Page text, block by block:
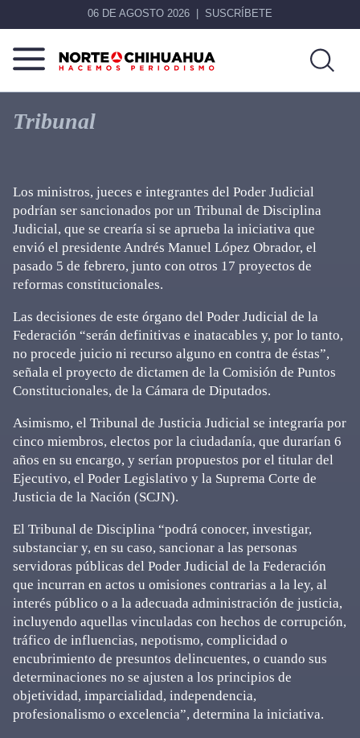
06 DE AGOSTO 2026 SUSCRÍBETE
Norte
Chihuahua
Más
que
noticias,
Tribunal
Los ministros, jueces e integrantes del Poder Judicial
podrían ser sancionados por un Tribunal de Disciplina
Judicial, que se crearía si se aprueba la iniciativa que
envió el presidente Andrés Manuel López Obrador, el
pasado 5 de febrero, junto con otros 17 proyectos de
reformas constitucionales.
Las decisiones de este órgano del Poder Judicial de la
Federación “serán definitivas e inatacables y, por lo tanto,
no procede juicio ni recurso alguno en contra de éstas”,
señala el proyecto de dictamen de la Comisión de Puntos
Constitucionales, de la Cámara de Diputados.
Asimismo, el Tribunal de Justicia Judicial se integraría por
cinco miembros, electos por la ciudadanía, que durarían 6
años en su encargo, y serían propuestos por el titular del
Ejecutivo, el Poder Legislativo y la Suprema Corte de
Justicia de la Nación (SCJN).
El Tribunal de Disciplina “podrá conocer, investigar,
substanciar y, en su caso, sancionar a las personas
servidoras públicas del Poder Judicial de la Federación
que incurran en actos u omisiones contrarias a la ley, al
interés público o a la adecuada administración de justicia,
incluyendo aquellas vinculadas con hechos de corrupción,
tráfico de influencias, nepotismo, complicidad o
encubrimiento de presuntos delincuentes, o cuando sus
determinaciones no se ajusten a los principios de
objetividad, imparcialidad, independencia,
profesionalismo o excelencia”, determina la iniciativa.